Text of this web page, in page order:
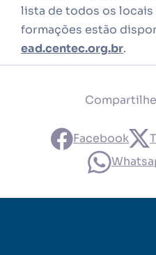
lista de todos os locais
formações estão
ead.centec.org.br.
Facebook